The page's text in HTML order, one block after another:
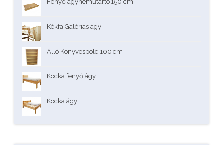
Fenyő ágyneműtartó 150 cm
Kékfa Galériás ágy
Álló Könyvespolc 100 cm
Kocka fenyő ágy
Kocka ágy